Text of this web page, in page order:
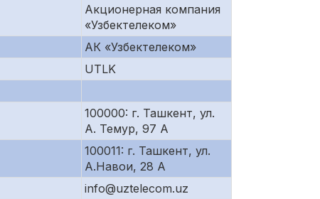
Акционерная компания
«Узбектелеком»
АК «Узбектелеком»
UTLK
100000: г. Ташкент, ул.
А. Темур, 97 А
100011: г. Ташкент, ул.
А.Навои, 28 А
info@uztelecom.uz